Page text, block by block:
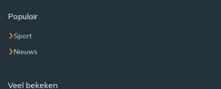
Populair
Sport
Nieuws
Veel bekeken